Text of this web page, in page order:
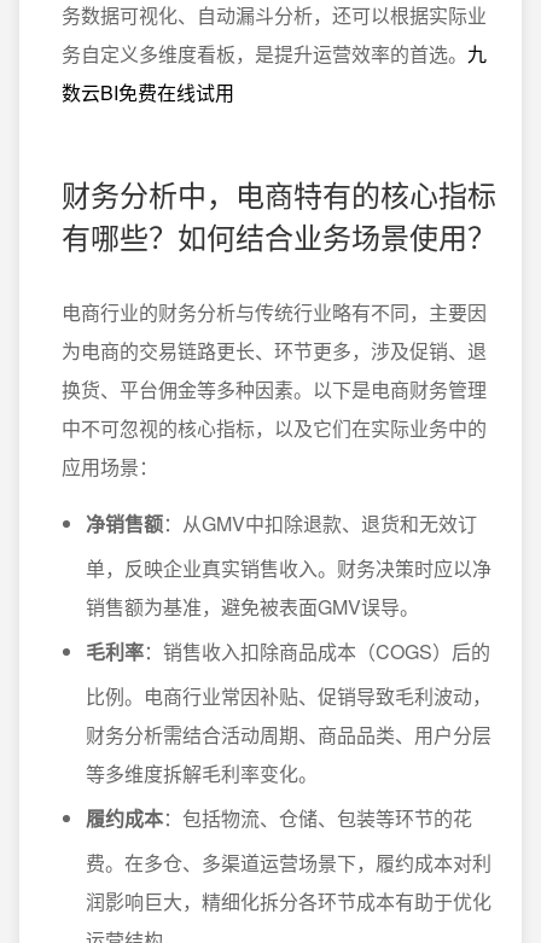
务数据可视化、自动漏斗分析，还可以根据实际业
务自定义多维度看板，是提升运营效率的首选。 九
数云BI免费在线试用
财务分析中，电商特有的核心指标
有哪些？如何结合业务场景使用？
电商行业的财务分析与传统行业略有不同，主要因
为电商的交易链路更长、环节更多，涉及促销、退
换货、平台佣金等多种因素。以下是电商财务管理
中不可忽视的核心指标，以及它们在实际业务中的
应用场景：
净销售额：从GMV中扣除退款、退货和无效订
单，反映企业真实销售收入。财务决策时应以净
销售额为基准，避免被表面GMV误导。
毛利率：销售收入扣除商品成本（COGS）后的
比例。电商行业常因补贴、促销导致毛利波动，
财务分析需结合活动周期、商品品类、用户分层
等多维度拆解毛利率变化。
履约成本：包括物流、仓储、包装等环节的花
费。在多仓、多渠道运营场景下，履约成本对利
润影响巨大，精细化拆分各环节成本有助于优化